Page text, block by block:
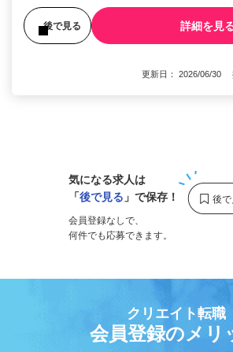
後で見る 詳細を見
更新日： 2026/06/30
気になる求人は
「後で見る 」で保存！
会員登録なしで、
何件でも応募できます。
クリエイト転職
会員登録のメリ